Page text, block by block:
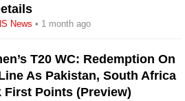
News • 1 month ago
T20 WC: Redemption On
As Pakistan, South Africa
First Points (Preview)